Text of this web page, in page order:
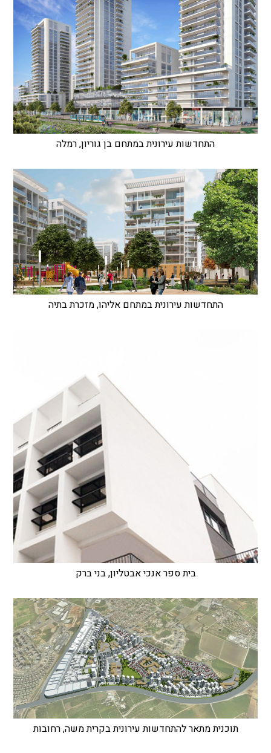
התחדשות עירונית במתחם בן גוריון, רמלה
התחדשות עירונית במתחם אליהו, מזכרת בתיה
בית ספר אנכי אבטליון, בני ברק
תוכנית מתאר להתחדשות עירונית בקרית משה, רחובות